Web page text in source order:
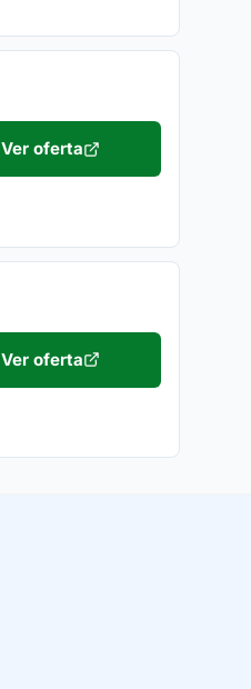
Ver oferta
Ver oferta